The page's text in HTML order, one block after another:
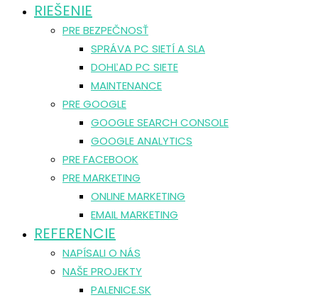
RIEŠENIE
PRE BEZPEČNOSŤ
SPRÁVA PC SIETÍ A SLA
DOHĽAD PC SIETE
MAINTENANCE
PRE GOOGLE
GOOGLE SEARCH CONSOLE
GOOGLE ANALYTICS
PRE FACEBOOK
PRE MARKETING
ONLINE MARKETING
EMAIL MARKETING
REFERENCIE
NAPÍSALI O NÁS
NAŠE PROJEKTY
PALENICE.SK